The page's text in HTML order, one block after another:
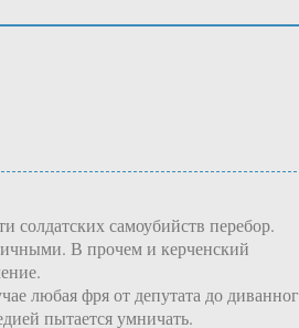
солдатских самоубийств перебор.
В прочем и керченский
любая фря от депутата до
пытается умничать.